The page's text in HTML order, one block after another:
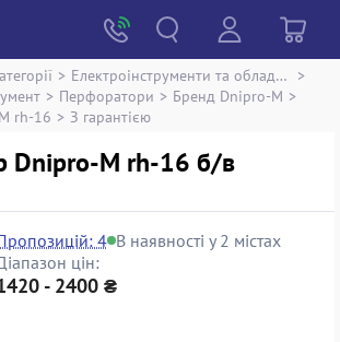
> Електроінструменти та обладнання >
> Перфоратори > Бренд Dnipro-M >
rh-16 > З гарантією
Dnipro-M rh-16 б/в
4 В наявності у 2 містах
цін:
- 2400 ₴